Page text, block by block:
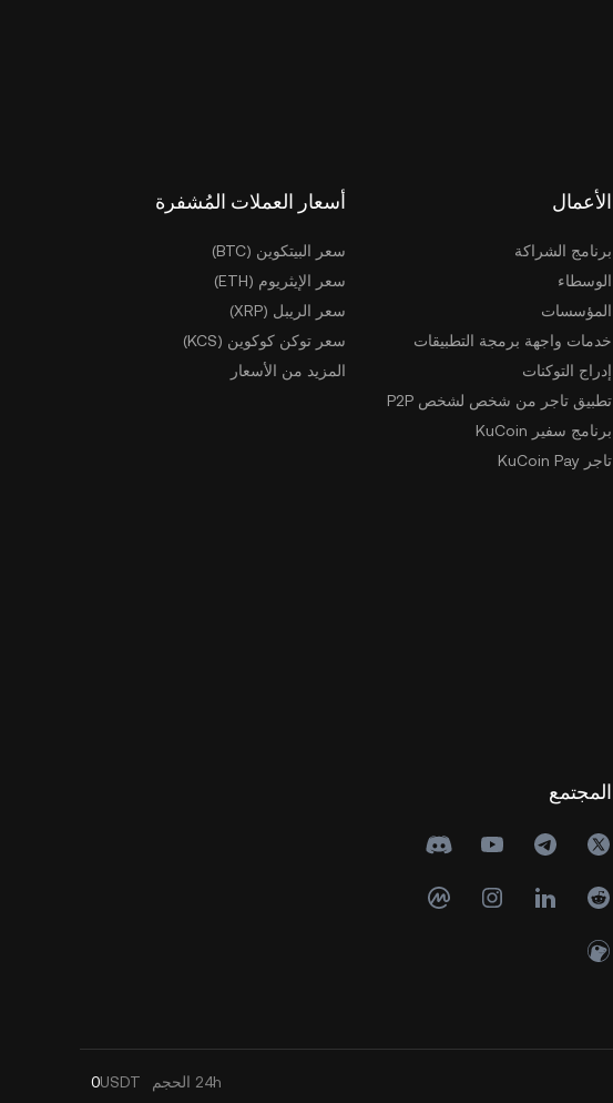
الأعمال
برنامج الشراكة
الوسطاء
المؤسسات
خدمات واجهة برمجة التطبيقات
إدراج التوكنات
تطبيق تاجر من شخص لشخص P2P
برنامج سفير KuCoin
تاجر KuCoin Pay
أسعار العملات المُشفرة
سعر البيتكوين (BTC)
سعر الإيثريوم (ETH)
سعر الريبل (XRP)
سعر توكن كوكوين (KCS)
المزيد من الأسعار
المجتمع
24h الحجم 0USDT